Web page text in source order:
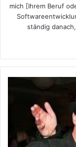
mich [Ihrem Beruf
ständig
faszinierende
Persönlichkeit
zwischen